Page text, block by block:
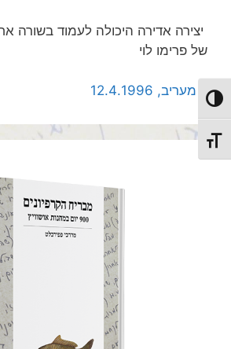
מתג ניגודיות גבוהה
מתג גודל גופן
יצירה אדירה היכולה לעמוד בשורה
של פרימו לוי
מעריב, 12.4.1996